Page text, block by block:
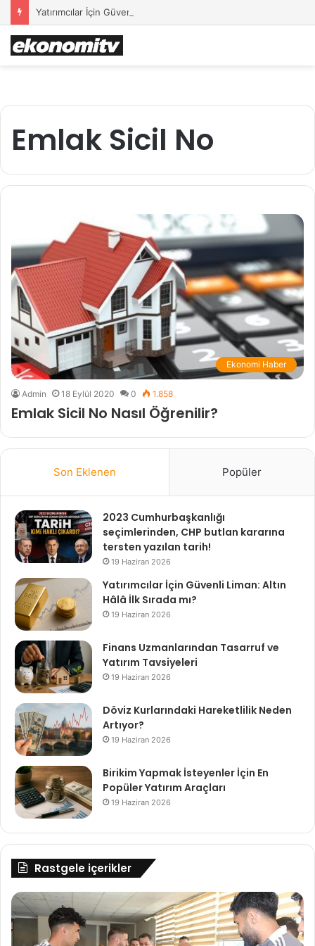
Yatırımcılar İçin Güvenli Liman: Altın Hâlâ İlk Sırada mı?
Emlak Sicil No
Ekonomi Haber
Admin 18 Eylül 2020 0 1.858
Emlak Sicil No Nasıl Öğrenilir?
Son Eklenen Popüler
2023 Cumhurbaşkanlığı
seçimlerinden, CHP butlan kararına
tersten yazılan tarih!
19 Haziran 2026
Yatırımcılar İçin Güvenli Liman: Altın
Hâlâ İlk Sırada mı?
19 Haziran 2026
Finans Uzmanlarından Tasarruf ve
Yatırım Tavsiyeleri
19 Haziran 2026
Döviz Kurlarındaki Hareketlilik Neden
Artıyor?
19 Haziran 2026
Birikim Yapmak İsteyenler İçin En
Popüler Yatırım Araçları
19 Haziran 2026
Rastgele içerikler
TFF
Başkanı
Büyükekşi'den,
Karbel